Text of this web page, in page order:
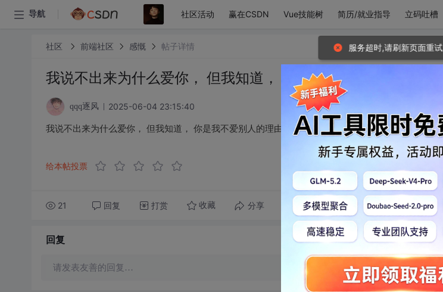
导航 社区活动 赢在CSDN Vue技能树 简历/就业指导 立码吐槽
社区 前端社区 感慨 帖子详情
我说不出来为什么爱你， 但我知道， 你是我不爱别人的理由。
qqq逐风 2025-06-04 23:15:40
我说不出来为什么爱你， 但我知道， 你是我不爱别人的理由。
给本帖投票
21 回复 打赏 收藏 分享 转发到动态 举报
回复
请发表友善的回复…
服务超时,请刷新页面重试